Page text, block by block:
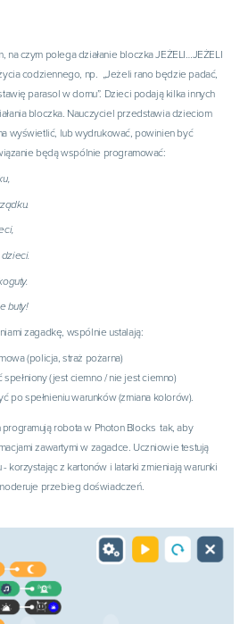
na czym polega działanie bloczka JEŻELI…JEŻELI
codziennego, np. „Jeżeli rano będzie padać,
parasol w domu”. Dzieci podają kilka innych
bloczka. Nauczyciel przedstawia dzieciom
wyświetlić, lub wydrukować, powinien być
będą wspólnie programować:
buty!
zagadkę, wspólnie ustalają:
(policja, straż pożarna)
spełniony (jest ciemno / nie jest ciemno)
po spełnieniu warunków (zmiana kolorów).
robota w Photon Blocks tak, aby
zawartymi w zagadce. Uczniowie testują
korzystając z kartonów i latarki zmieniają warunki
przebieg doświadczeń.